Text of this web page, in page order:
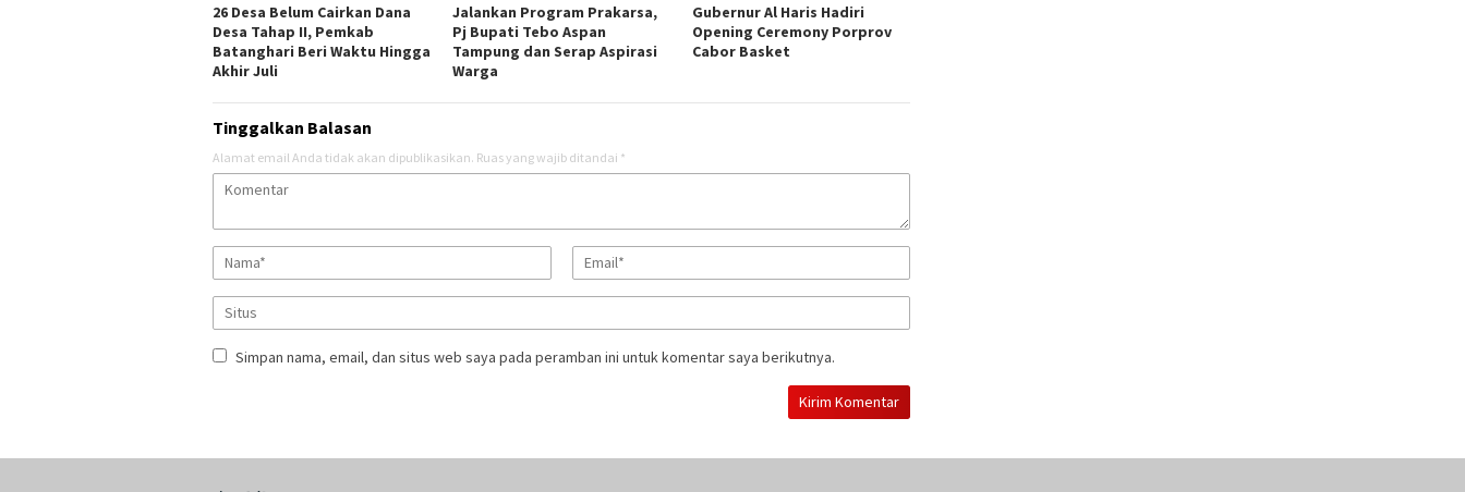
26 Desa Belum Cairkan Dana
Desa Tahap II, Pemkab
Batanghari Beri Waktu Hingga
Akhir Juli
Jalankan Program Prakarsa,
Pj Bupati Tebo Aspan
Tampung dan Serap Aspirasi
Warga
Gubernur Al Haris Hadiri
Opening Ceremony Porprov
Cabor Basket
Tinggalkan Balasan
Alamat email Anda tidak akan dipublikasikan. Ruas yang wajib ditandai *
Simpan nama, email, dan situs web saya pada peramban ini untuk komentar saya berikutnya.